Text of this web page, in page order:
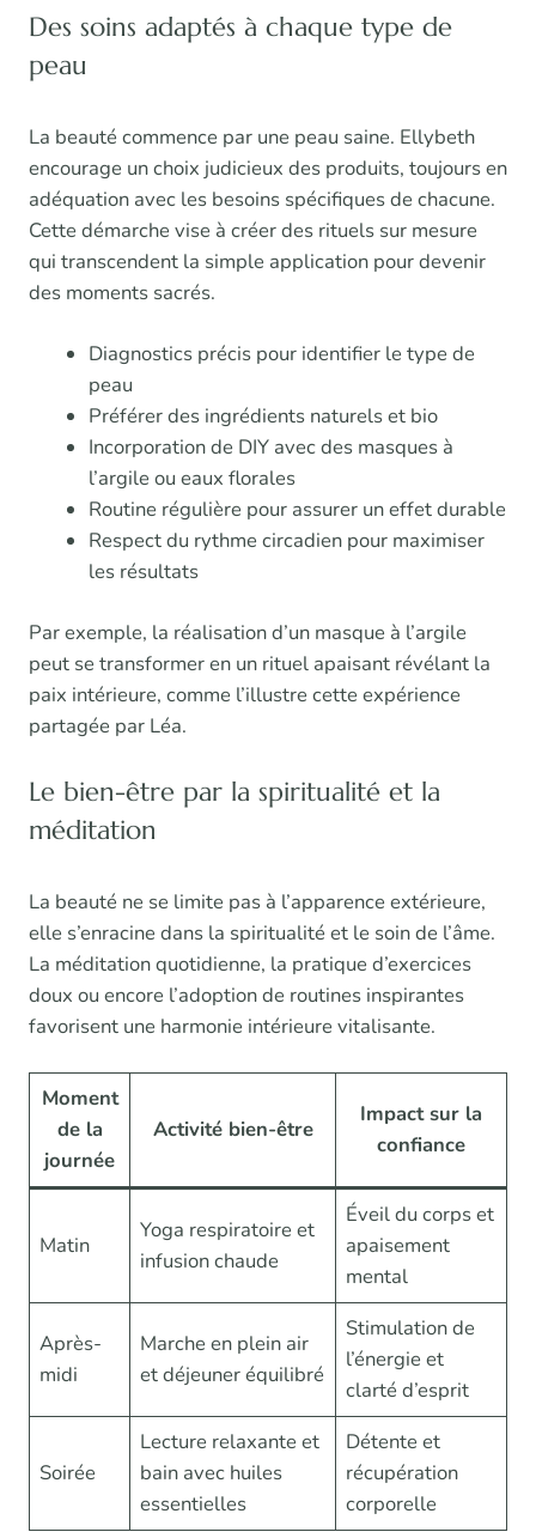
Des soins adaptés à chaque type de
peau
La beauté commence par une peau saine. Ellybeth
encourage un choix judicieux des produits, toujours en
adéquation avec les besoins spécifiques de chacune.
Cette démarche vise à créer des rituels sur mesure
qui transcendent la simple application pour devenir
des moments sacrés.
Diagnostics précis pour identifier le type de
peau
Préférer des ingrédients naturels et bio
Incorporation de DIY avec des masques à
l’argile ou eaux florales
Routine régulière pour assurer un effet durable
Respect du rythme circadien pour maximiser
les résultats
Par exemple, la réalisation d’un masque à l’argile
peut se transformer en un rituel apaisant révélant la
paix intérieure, comme l’illustre cette expérience
partagée par Léa.
Le bien-être par la spiritualité et la
méditation
La beauté ne se limite pas à l’apparence extérieure,
elle s’enracine dans la spiritualité et le soin de l’âme.
La méditation quotidienne, la pratique d’exercices
doux ou encore l’adoption de routines inspirantes
favorisent une harmonie intérieure vitalisante.
Moment
de la
journée
Activité bien-être
Impact sur la
confiance
Matin
Yoga respiratoire et
infusion chaude
Éveil du corps et
apaisement
mental
Après-
midi
Marche en plein air
et déjeuner équilibré
Stimulation de
l’énergie et
clarté d’esprit
Soirée
Lecture relaxante et
bain avec huiles
essentielles
Détente et
récupération
corporelle